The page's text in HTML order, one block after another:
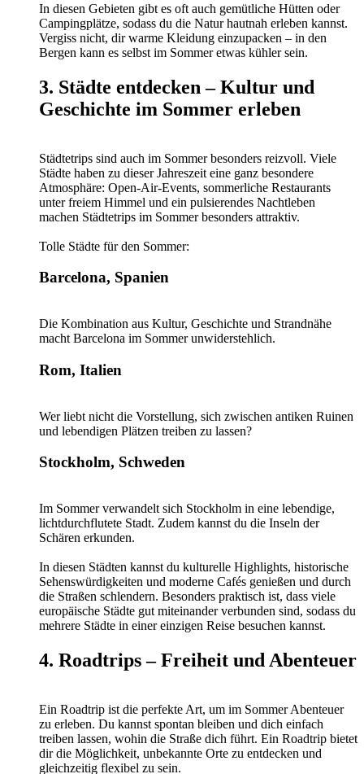
In diesen Gebieten gibt es oft auch gemütliche Hütten oder
Campingplätze, sodass du die Natur hautnah erleben kannst.
Vergiss nicht, dir warme Kleidung einzupacken – in den
Bergen kann es selbst im Sommer etwas kühler sein.
3. Städte entdecken – Kultur und
Geschichte im Sommer erleben
Städtetrips sind auch im Sommer besonders reizvoll. Viele
Städte haben zu dieser Jahreszeit eine ganz besondere
Atmosphäre: Open-Air-Events, sommerliche Restaurants
unter freiem Himmel und ein pulsierendes Nachtleben
machen Städtetrips im Sommer besonders attraktiv.
Tolle Städte für den Sommer:
Barcelona, Spanien
Die Kombination aus Kultur, Geschichte und Strandnähe
macht Barcelona im Sommer unwiderstehlich.
Rom, Italien
Wer liebt nicht die Vorstellung, sich zwischen antiken Ruinen
und lebendigen Plätzen treiben zu lassen?
Stockholm, Schweden
Im Sommer verwandelt sich Stockholm in eine lebendige,
lichtdurchflutete Stadt. Zudem kannst du die Inseln der
Schären erkunden.
In diesen Städten kannst du kulturelle Highlights, historische
Sehenswürdigkeiten und moderne Cafés genießen und durch
die Straßen schlendern. Besonders praktisch ist, dass viele
europäische Städte gut miteinander verbunden sind, sodass du
mehrere Städte in einer einzigen Reise besuchen kannst.
4. Roadtrips – Freiheit und Abenteuer
Ein Roadtrip ist die perfekte Art, um im Sommer Abenteuer
zu erleben. Du kannst spontan bleiben und dich einfach
treiben lassen, wohin die Straße dich führt. Ein Roadtrip bietet
dir die Möglichkeit, unbekannte Orte zu entdecken und
gleichzeitig flexibel zu sein.